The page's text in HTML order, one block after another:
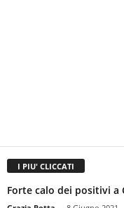
I PIU' CLICCATI
Forte calo dei positivi a